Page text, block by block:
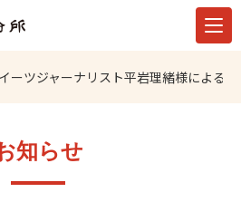
ーツジャーナリスト平岩理緒様による
知らせ